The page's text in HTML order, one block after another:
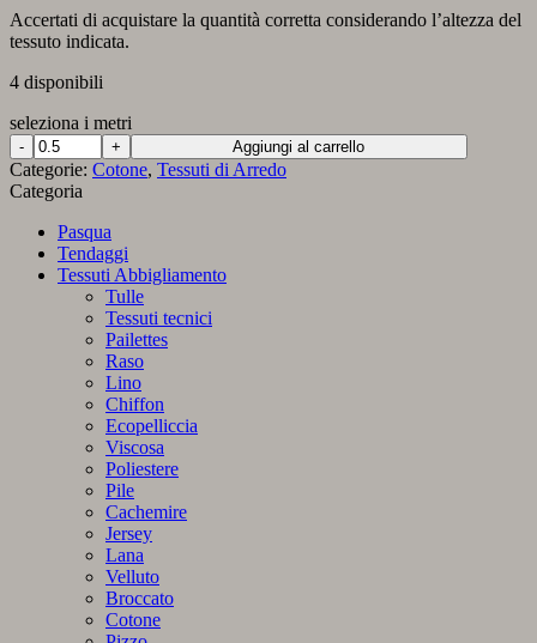
Accertati di acquistare la quantità corretta considerando l’altezza del
tessuto indicata.
4 disponibili
seleziona i metri
Tessuto
Arabesco
Moderno
quantità
Aggiungi al carrello
Categorie: Cotone, Tessuti di Arredo
Categoria
Pasqua
Tendaggi
Tessuti Abbigliamento
Tulle
Tessuti tecnici
Pailettes
Raso
Lino
Chiffon
Ecopelliccia
Viscosa
Poliestere
Pile
Cachemire
Jersey
Lana
Velluto
Broccato
Cotone